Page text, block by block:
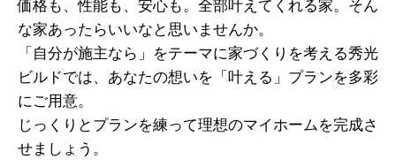
価格も、性能も、安心も。全部叶えてくれる家。そん
な家あったらいいなと思いませんか。
「自分が施主なら」をテーマに家づくりを考える秀光
ビルドでは、あなたの想いを「叶える」プランを多彩
にご用意。
じっくりとプランを練って理想のマイホームを完成さ
せましょう。